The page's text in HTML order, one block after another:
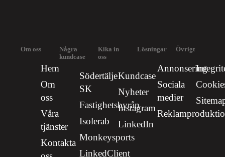
Om oss
Hem
Om
oss
Våra
tjänster
Kontakta
Några
kundcase
Södertälje
SK
Fastighetsbyrån
Isolerab
Monkeysports
LinkedClient
Kika in
oss
Kundcase
Nyheter
Instagram
LinkedIn
Lösningar
Annonsering
Sociala
medier
Övrigt